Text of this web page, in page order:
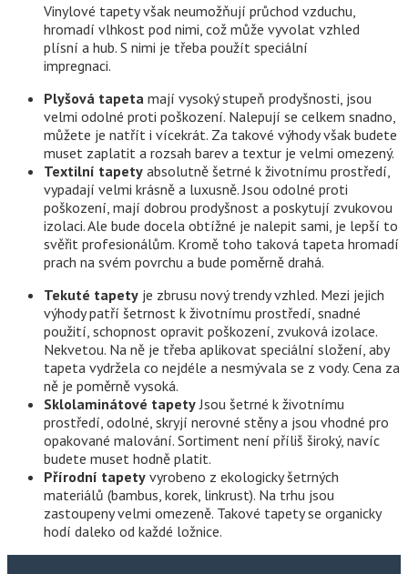
Vinylové tapety však neumožňují průchod vzduchu,
hromadí vlhkost pod nimi, což může vyvolat vzhled
plísní a hub. S nimi je třeba použít speciální
impregnaci.
Plyšová tapeta mají vysoký stupeň prodyšnosti, jsou
velmi odolné proti poškození. Nalepují se celkem snadno,
můžete je natřít i vícekrát. Za takové výhody však budete
muset zaplatit a rozsah barev a textur je velmi omezený.
Textilní tapety absolutně šetrné k životnímu prostředí,
vypadají velmi krásně a luxusně. Jsou odolné proti
poškození, mají dobrou prodyšnost a poskytují zvukovou
izolaci. Ale bude docela obtížné je nalepit sami, je lepší to
svěřit profesionálům. Kromě toho taková tapeta hromadí
prach na svém povrchu a bude poměrně drahá.
Tekuté tapety je zbrusu nový trendy vzhled. Mezi jejich
výhody patří šetrnost k životnímu prostředí, snadné
použití, schopnost opravit poškození, zvuková izolace.
Nekvetou. Na ně je třeba aplikovat speciální složení, aby
tapeta vydržela co nejdéle a nesmývala se z vody. Cena za
ně je poměrně vysoká.
Sklolaminátové tapetyJsou šetrné k životnímu
prostředí, odolné, skryjí nerovné stěny a jsou vhodné pro
opakované malování. Sortiment není příliš široký, navíc
budete muset hodně platit.
Přírodní tapety vyrobeno z ekologicky šetrných
materiálů (bambus, korek, linkrust). Na trhu jsou
zastoupeny velmi omezeně. Takové tapety se organicky
hodí daleko od každé ložnice.